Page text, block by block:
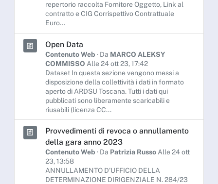
repertorio raccolta Fornitore Oggetto, Link al
contratto e CIG Corrispettivo Contrattuale
Euro...
Open Data
Contenuto Web · Da MARCO ALEKSY
COMMISSO Alle 24 ott 23, 17:42
Dataset In questa sezione vengono messi a
disposizione della collettività i dati in formato
aperto di ARDSU Toscana. Tutti i dati qui
pubblicati sono liberamente scaricabili e
riusabili (licenza CC...
Provvedimenti di revoca o annullamento
della gara anno 2023
Contenuto Web · Da Patrizia Russo Alle 24 ott
23, 13:58
ANNULLAMENTO D'UFFICIO DELLA
DETERMINAZIONE DIRIGENZIALE N. 284/23